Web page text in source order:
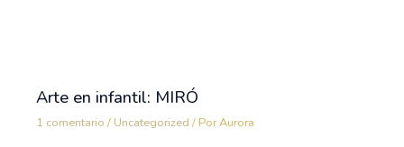
Arte en infantil: MIRÓ
1 comentario / Uncategorized / PorAurora